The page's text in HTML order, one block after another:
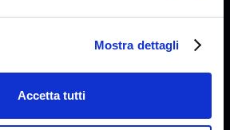
Mostra dettagli
Accetta tutti
è disciplinata dal
condizioni di acquisto”
del Circuito di vendita
consultabile anche
attivo su
, nella pagina relativa al
informazioni relative